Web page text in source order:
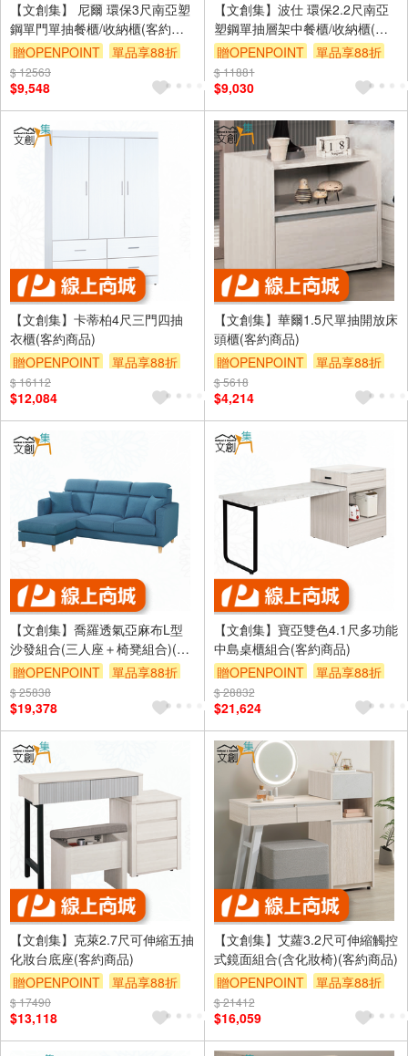
【文創集】 尼爾 環保3尺南亞塑
鋼單門單抽餐櫃/收納櫃(客約商
品)
贈OPENPOINT 單品享88折
$ 12563
$9,548
【文創集】波仕 環保2.2尺南亞
塑鋼單抽層架中餐櫃/收納櫃(客
約商品)
贈OPENPOINT 單品享88折
$ 11881
$9,030
【文創集】卡蒂柏4尺三門四抽
衣櫃(客約商品)
贈OPENPOINT
單品享88折
$ 16112
$12,084
【文創集】華爾1.5尺單抽開放床
頭櫃(客約商品)
贈OPENPOINT
單品享88折
$ 5618
$4,214
【文創集】喬羅透氣亞麻布L型
沙發組合(三人座＋椅凳組合)(客
約商品)
贈OPENPOINT 單品享88折
$ 25838
$19,378
【文創集】寶亞雙色4.1尺多功能
中島桌櫃組合(客約商品)
贈OPENPOINT
單品享88折
$ 28832
$21,624
【文創集】克萊2.7尺可伸縮五抽
化妝台底座(客約商品)
贈OPENPOINT
單品享88折
$ 17490
$13,118
【文創集】艾蘿3.2尺可伸縮觸控
式鏡面組合(含化妝椅)(客約商品)
贈OPENPOINT
單品享88折
$ 21412
$16,059